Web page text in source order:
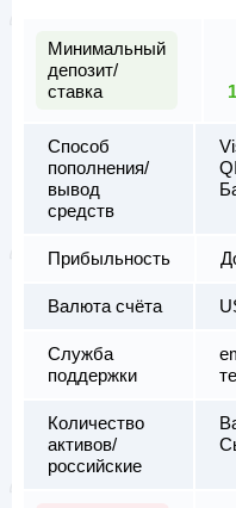
Минимальный
депозит/
ставка
Способ
пополнения/
вывод
средств
Прибыльность
Валюта счёта
Служба
поддержки
Количество
активов/
российские